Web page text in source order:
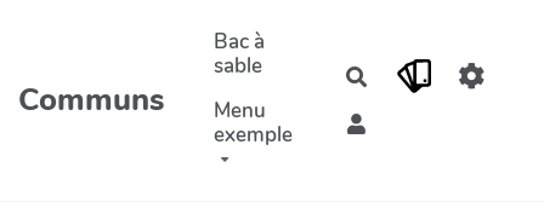
Aller au contenu principal
Communs
Bac à
sable
Menu
exemple
Rechercher